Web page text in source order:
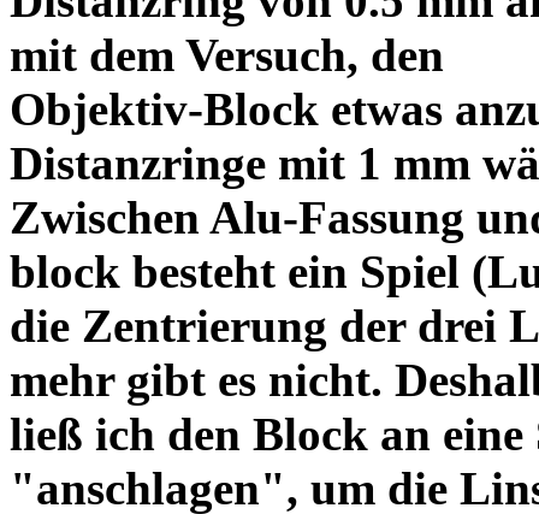
mit dem Versuch, den
Objektiv-Block etwas
Distanzringe mit 1 mm
Zwischen Alu-Fassung
block besteht ein Spiel
die Zentrierung der drei
mehr gibt es nicht.
ließ ich den Block an eine
"anschlagen", um die